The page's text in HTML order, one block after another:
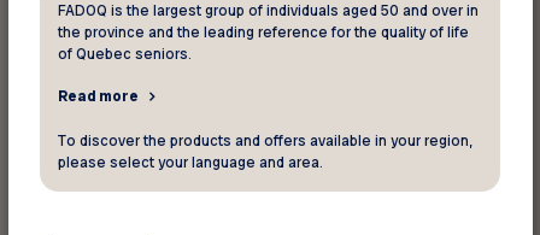
Comment se procurer le formulaire
8840 ?
On peut le télécharger (uniquement en anglais)
www.irs.gov/pub/irs-pdf/f8840.pdf
obtenir des renseignements complémentaires
FADOQ is the largest group of individuals aged 50 and over in
the province and the leading reference for the quality of life
of Quebec seniors.
Read more
To discover the products and offers available in your region,
please select your language and area.